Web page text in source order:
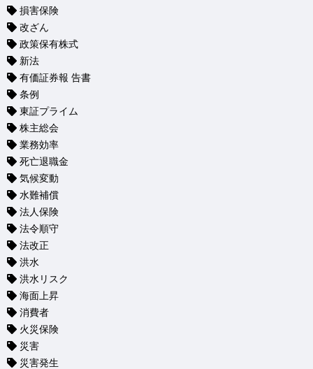
損害保険
改ざん
政策保有株式
新法
有価証券報 告書
条例
東証プライム
株主総会
業務効率
死亡退職金
気候変動
水難補償
法人保険
法令順守
法改正
洪水
洪水リスク
海面上昇
消費者
火災保険
災害
災害発生